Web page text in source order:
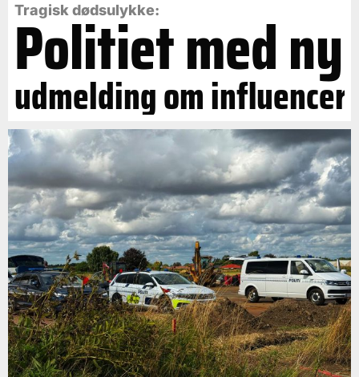
Tragisk dødsulykke:
Politiet med ny
udmelding om influencer